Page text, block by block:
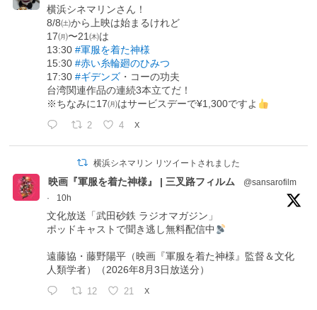
横浜シネマリンさん！
8/8㈯から上映は始まるけれど
17㈪〜21㈭は
13:30#軍服を着た神様
15:30#赤い糸輪廻のひみつ
17:30#ギデンズ ・コーの功夫
台湾関連作品の連続3本立てだ！
※ちなみに17㈪はサービスデーで¥1,300ですよ
2 4 X
横浜シネマリン リツイートされました
映画『軍服を着た神様』 | 三叉路フィルム
@sansarofilm
·
10h
文化放送「武田砂鉄 ラジオマガジン」
ポッドキャストで聞き逃し無料配信中
遠藤協・藤野陽平（映画『軍服を着た神様』監督＆文化
人類学者）（2026年8月3日放送分）
12 21 X